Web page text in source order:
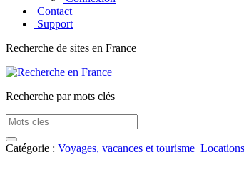
Contact
Support
Recherche de sites en France
Recherche par mots clés
Catégorie : Voyages, vacances et tourisme